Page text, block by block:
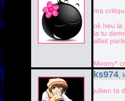
ma
ok heu la
la tu
allait
Moony*
ks974
juliien ta